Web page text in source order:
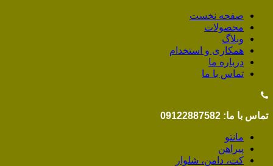
صفحه نخست
محصولات
وبلاگ
همکاری و استخدام
درباره ما
تماس با ما
تماس با ما: 09122887582
مانتو
پیراهن
کت، دامن، شلوار